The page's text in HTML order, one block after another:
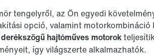
tengelyről, az Ön egyedi
opció, valamint
derékszögű hajtóműves motorok
így világszerte alkalmazhatók.